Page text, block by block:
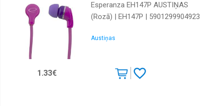
Esperanza EH147P AUSTIŅAS
(Rozā) | EH147P | 5901299904923
Austiņas
1.33€